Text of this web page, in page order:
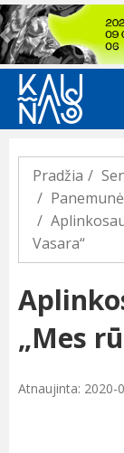
Previous
Pradžia
Vasara“
„Mes
Atnaujinta: 2020-